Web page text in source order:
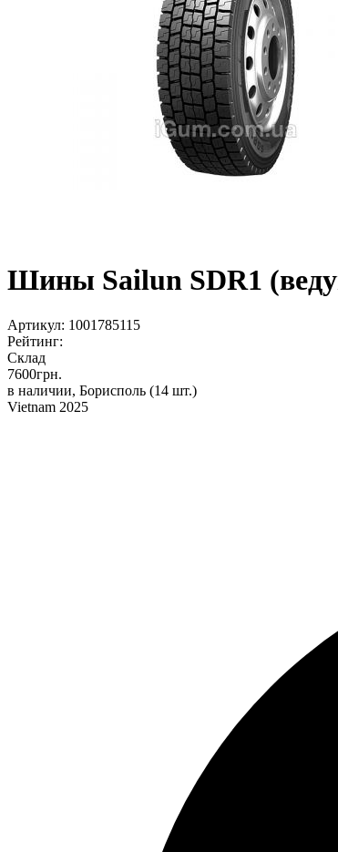
Шины Sailun SDR1
Артикул: 1001785115
Рейтинг:
Склад
7600грн.
в наличии, Борисполь (14 шт.)
Vietnam 2025